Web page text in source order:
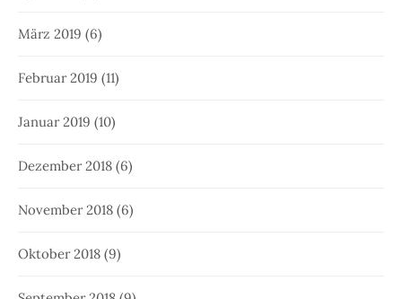
März 2019 (6)
Februar 2019 (11)
Januar 2019 (10)
Dezember 2018 (6)
November 2018 (6)
Oktober 2018 (9)